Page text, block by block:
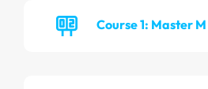
Course 1: Master